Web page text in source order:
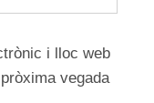
i lloc web
vegada